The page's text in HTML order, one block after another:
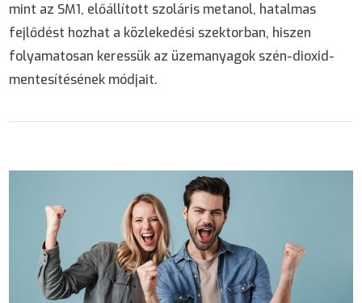
mint az SM1, előállított szoláris metanol, hatalmas
fejlődést hozhat a közlekedési szektorban, hiszen
folyamatosan keressük az üzemanyagok szén-dioxid-
mentesítésének módjait.